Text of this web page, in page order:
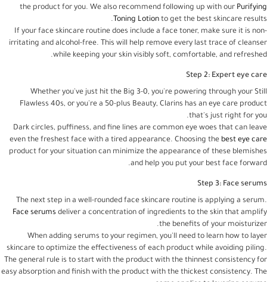
the product for you. We also recommend following up with our Purifying
Toning Lotion to get the best skincare results.
If your face skincare routine does include a face toner, make sure it is non-
irritating and alcohol-free. This will help remove every last trace of cleanser
while keeping your skin visibly soft, comfortable, and refreshed.
Step 2: Expert eye care
Whether you've just hit the Big 3-0, you're powering through your Still
Flawless 40s, or you're a 50-plus Beauty, Clarins has an eye care product
that's just right for you.
Dark circles, puffiness, and fine lines are common eye woes that can leave
even the freshest face with a tired appearance. Choosing the best eye care
product for your situation can minimize the appearance of these blemishes
and help you put your best face forward.
Step 3: Face serums
The next step in a well-rounded face skincare routine is applying a serum.
Face serums deliver a concentration of ingredients to the skin that amplify
the benefits of your moisturizer.
When adding serums to your regimen, you'll need to learn how to layer
skincare to optimize the effectiveness of each product while avoiding piling.
The general rule is to start with the product with the thinnest consistency for
easy absorption and finish with the product with the thickest consistency. The